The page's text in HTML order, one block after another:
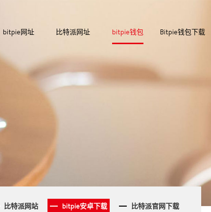
bitpie网址 比特派网址 bitpie钱包 Bitpie钱包下载
比特派网站 bitpie安卓下载 比特派官网下载